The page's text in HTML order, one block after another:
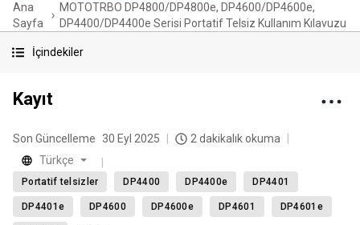
Ana
Sayfa
MOTOTRBO DP4800/DP4800e, DP4600/DP4600e,
DP4400/DP4400e Serisi Portatif Telsiz Kullanım Kılavuzu
İçindekiler
Kayıt
Son Güncelleme 30 Eyl 2025
2 dakikalık okuma
Türkçe
Portatif telsizler DP4400 DP4400e DP4401
DP4401e DP4600 DP4600e DP4601 DP4601e